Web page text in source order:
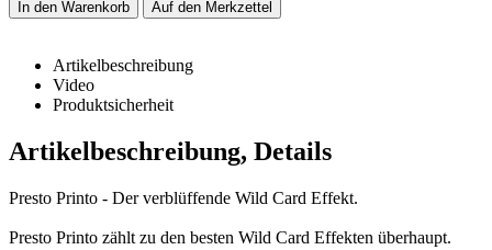
In den Warenkorb Auf den Merkzettel
Artikelbeschreibung
Video
Produktsicherheit
Artikelbeschreibung, Details
Presto Printo - Der verblüffende Wild Card Effekt.
Presto Printo zählt zu den besten Wild Card Effekten überhaupt.